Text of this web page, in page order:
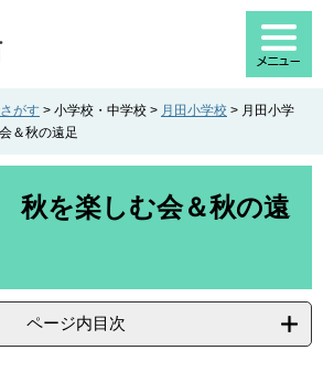
がす > 小学校・中学校 > 月田小学校 > 月田小学
＆秋の遠足
秋を楽しむ会＆秋の遠
ページ内目次